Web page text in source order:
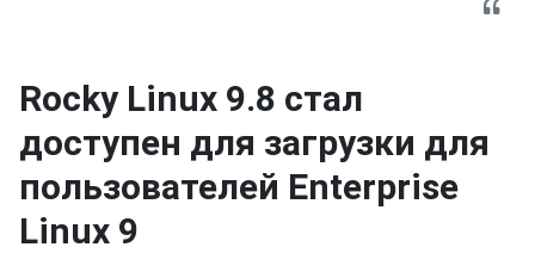
Rocky Linux 9.8 стал
доступен для загрузки для
пользователей Enterprise
Linux 9